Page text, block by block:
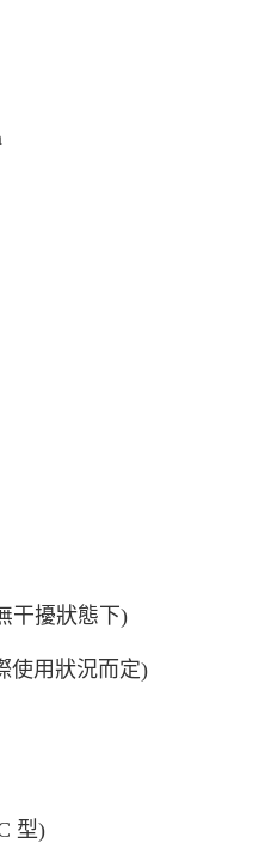
干擾狀態下)
使用狀況而定)
型)